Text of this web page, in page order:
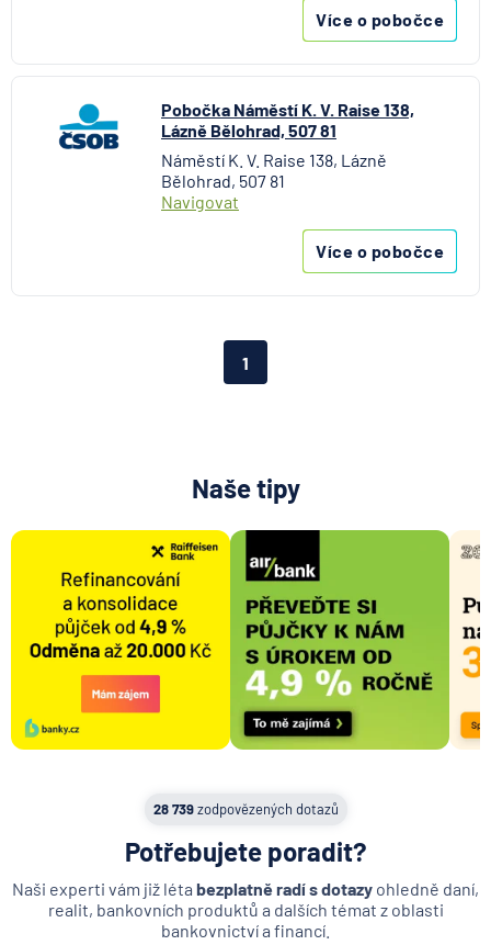
Aktiengesellschaft pro ČR
Direct pojišťovna
Fio banka
Generali česká pojišťovna
Generali penzijní společnost
Kooperativa pojišťovna
MetLife Europe d.a.c.
Modrá pyramida stavební spořitelna
MONETA Money Bank
Moneta Stavební spořitelna
Národní rozvojová banka
NEY spořitelní družstvo
NN Penzijní společnost
PPF banka
Raiffeisen stavební spořitelna
Raiffeisenbank
Sparkasse Oberlausitz
Více o pobočce
Pobočka Náměstí K. V. Raise 138,
Lázně Bělohrad, 507 81
Náměstí K. V. Raise 138, Lázně
Bělohrad, 507 81
Navigovat
Více o pobočce
1
Naše tipy
28 739zodpovězených dotazů
Potřebujete poradit?
Naši experti vám již léta bezplatně radí s dotazy ohledně daní,
realit, bankovních produktů a dalších témat z oblasti
bankovnictví a financí.